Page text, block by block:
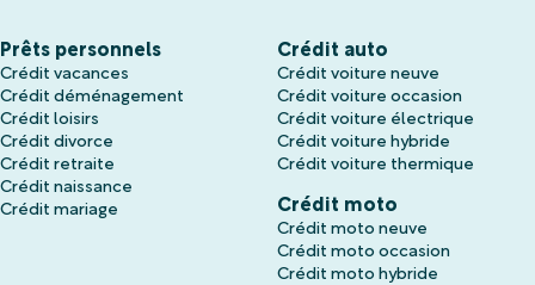
Prêts personnels
Crédit vacances
Crédit déménagement
Crédit loisirs
Crédit divorce
Crédit retraite
Crédit naissance
Crédit mariage
Crédit auto
Crédit voiture neuve
Crédit voiture occasion
Crédit voiture électrique
Crédit voiture hybride
Crédit voiture thermique
Crédit moto
Crédit moto neuve
Crédit moto occasion
Crédit moto hybride